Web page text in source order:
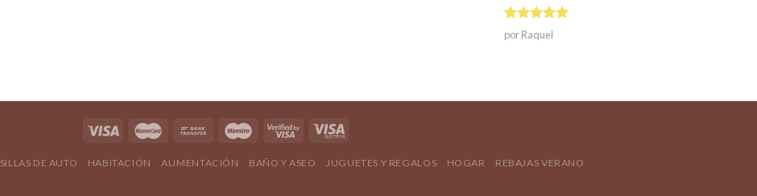
Valorado en
5
de 5
por Raquel
SILLAS DE AUTO HABITACIÓN ALIMENTACIÓN BAÑO Y ASEO JUGUETES Y REGALOS HOGAR REBAJAS VERANO